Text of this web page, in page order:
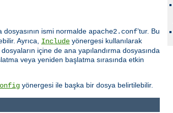
dosyasının ismi normalde apache2.conf’tur. Bu
Ayrıca, Include yönergesi kullanılarak
içine de ana yapılandırma dosyasında
veya yeniden başlatma sırasında etkin
yönergesi ile başka bir dosya belirtilebilir.